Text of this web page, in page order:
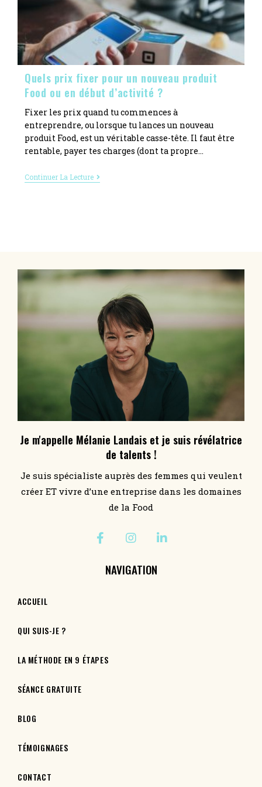
Quels prix fixer pour un nouveau produit
Food ou en début d’activité ?
Fixer les prix quand tu commences à
entreprendre, ou lorsque tu lances un nouveau
produit Food, est un véritable casse-tête. Il faut être
rentable, payer tes charges (dont ta propre…
Continuer La Lecture
Je m'appelle Mélanie Landais et je suis révélatrice
de talents !
Je suis spécialiste auprès des femmes qui veulent
créer ET vivre d’une entreprise dans les domaines
de la Food
NAVIGATION
ACCUEIL
QUI SUIS-JE ?
LA MÉTHODE EN 9 ÉTAPES
SÉANCE GRATUITE
BLOG
TÉMOIGNAGES
CONTACT